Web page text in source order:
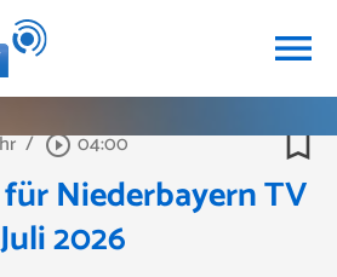
menu
/ play_circle_outline04:00 bookmark_border
Niederbayern TV
2026